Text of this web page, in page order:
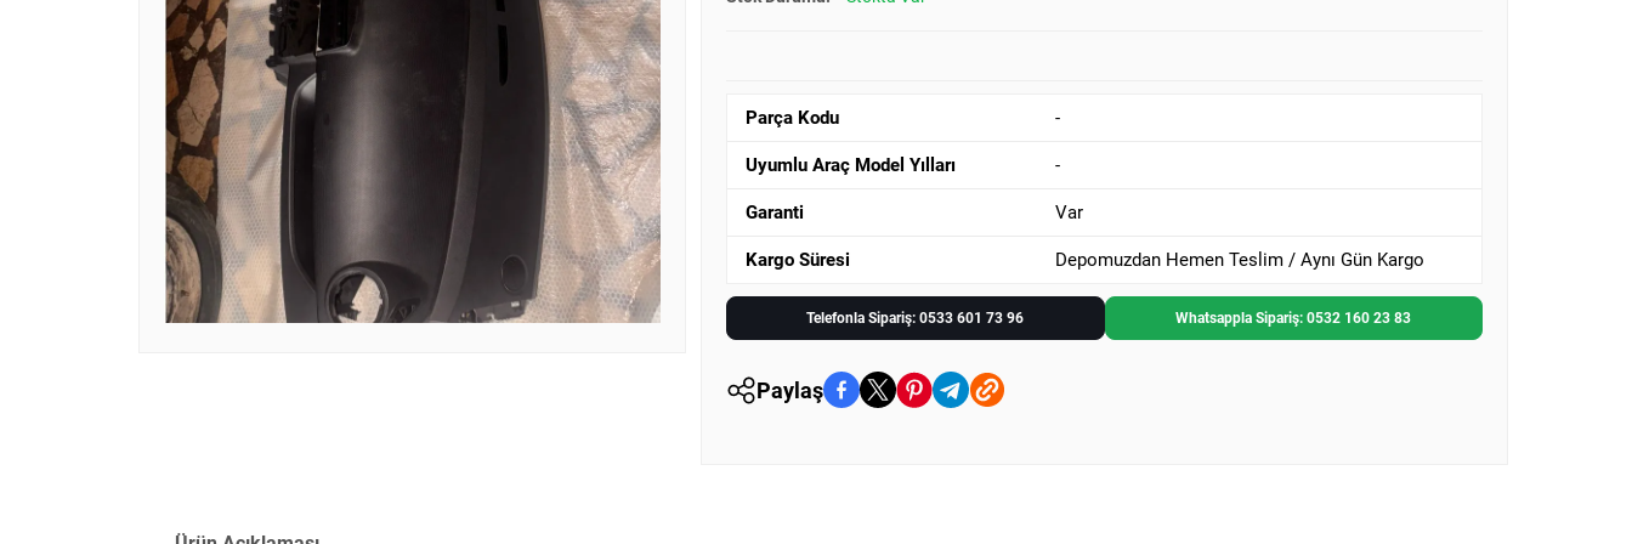
Parça Kodu -
Uyumlu Araç Model Yılları -
Garanti Var
Kargo Süresi Depomuzdan Hemen Teslim / Aynı Gün Kargo
Telefonla Sipariş: 0533 601 73 96 Whatsappla Sipariş: 0532 160 23 83
Paylaş